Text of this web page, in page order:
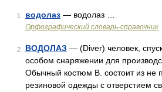
1 водолаз — водолаз …
Орфографический словарь-справочник
2 ВОДОЛАЗ — (Diver) человек,
особом снаряжении для
Обычный костюм В. состоит из не
резиновой одежды с отверстием